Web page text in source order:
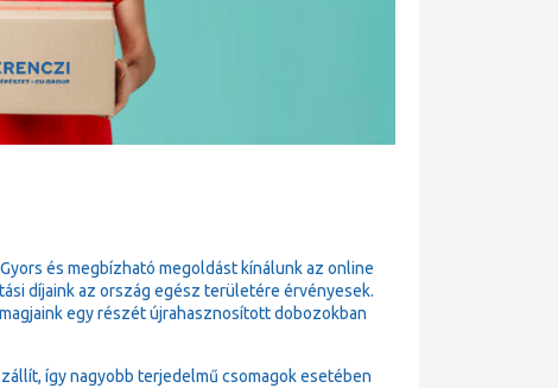
és megbízható megoldást kínálunk az online
díjaink az ország egész területére érvényesek.
egy részét újrahasznosított dobozokban
így nagyobb terjedelmű csomagok esetében